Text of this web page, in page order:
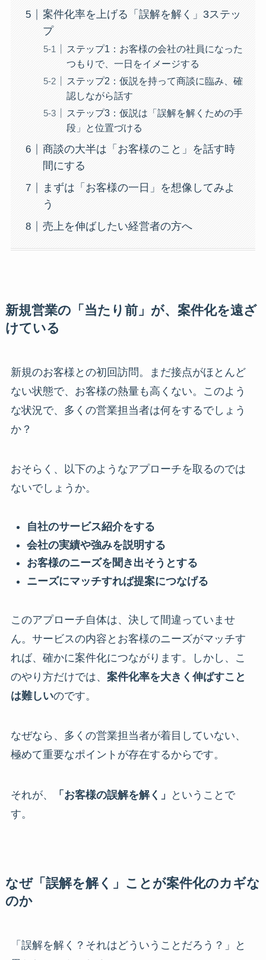
案件化率を上げる「誤解を解く」3ステッ
プ
ステップ1：お客様の会社の社員になった
つもりで、一日をイメージする
ステップ2：仮説を持って商談に臨み、確
認しながら話す
ステップ3：仮説は「誤解を解くための手
段」と位置づける
商談の大半は「お客様のこと」を話す時
間にする
まずは「お客様の一日」を想像してみよ
う
売上を伸ばしたい経営者の方へ
新規営業の「当たり前」が、案件化を遠ざ
けている
新規のお客様との初回訪問。まだ接点がほとんど
ない状態で、お客様の熱量も高くない。このよう
な状況で、多くの営業担当者は何をするでしょう
か？
おそらく、以下のようなアプローチを取るのでは
ないでしょうか。
自社のサービス紹介をする
会社の実績や強みを説明する
お客様のニーズを聞き出そうとする
ニーズにマッチすれば提案につなげる
このアプローチ自体は、決して間違っていませ
ん。サービスの内容とお客様のニーズがマッチす
れば、確かに案件化につながります。しかし、こ
のやり方だけでは、 案件化率を大きく伸ばすこと
は難しいのです。
なぜなら、多くの営業担当者が着目していない、
極めて重要なポイントが存在するからです。
それが、 「お客様の誤解を解く」
ということで
す。
なぜ「誤解を解く」ことが案件化のカギな
のか
「誤解を解く？それはどういうことだろう？」と